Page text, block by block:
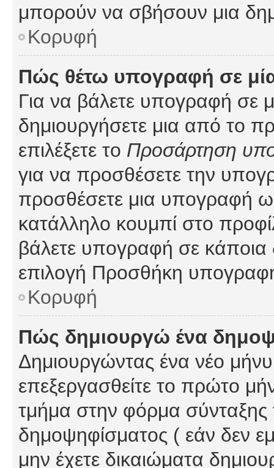
μπορούν να σβήσουν μια
Κορυφή
Πώς θέτω υπογραφή σε
Για να βάλετε υπογραφή σε
δημιουργήσετε μια από το
επιλέξετε το Προσάρτηση
για να προσθέσετε την
προσθέσετε μια υπογραφή
κατάλληλο κουμπί στο
βάλετε υπογραφή σε κάποια
επιλογή Προσθήκη
Κορυφή
Πώς δημιουργώ ένα
Δημιουργώντας ένα νέο
επεξεργασθείτε το πρώτο
τμήμα στην φόρμα σύνταξης
δημοψηφίσματος ( εάν δεν
μην έχετε δικαιώματα